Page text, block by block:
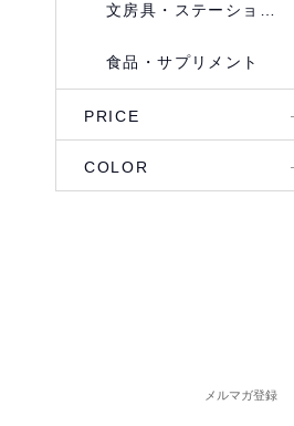
文房具・ステーショナリー
食品・サプリメント
PRICE
COLOR
メルマガ登録